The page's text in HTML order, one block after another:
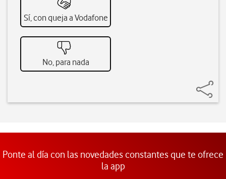
Sí, con queja a Vodafone
No, para nada
Ponte al día con las novedades constantes que te ofrece
la app